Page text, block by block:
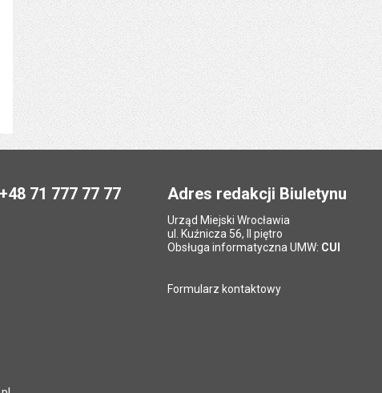
71 777 77 77 Adres redakcji Biuletynu
Urząd Miejski Wrocławia
ul. Kuźnicza 56, II piętro
Obsługa informatyczna UMW: CUI
Formularz kontaktowy